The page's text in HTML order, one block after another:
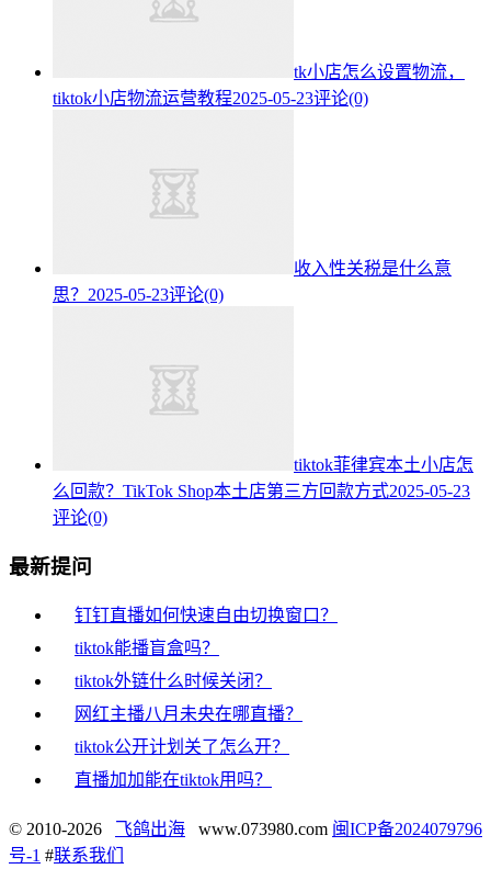
tk小店怎么设置物流，
tiktok小店物流运营教程2025-05-23评论(0)
收入性关税是什么意
思？ 2025-05-23评论(0)
tiktok菲律宾本土小店怎
么回款？TikTok Shop本土店第三方回款方式2025-05-23
评论(0)
最新提问
钉钉直播如何快速自由切换窗口？
tiktok能播盲盒吗？
tiktok外链什么时候关闭？
网红主播八月未央在哪直播？
tiktok公开计划关了怎么开？
直播加加能在tiktok用吗？
© 2010-2026 飞鸽出海 www.073980.com 闽ICP备2024079796
号-1 #联系我们